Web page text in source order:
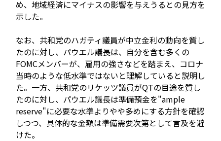
め、地域経済にマイナスの影響を与えうるとの見方を
示した。
なお、共和党のハガティ議員が中立金利の動向を質し
たのに対し、パウエル議長は、自分を含む多くの
FOMCメンバーが、雇用の強さなどを踏まえ、コロナ
当時のような低水準ではないと理解していると説明し
た。一方、共和党のリケッツ議員がQTの目途を質し
たのに対し、パウエル議長は準備預金を"ample
reserve"に必要な水準よりやや多めにする方針を確認
しつつ、具体的な金額は準備需要次第として言及を避
けた。